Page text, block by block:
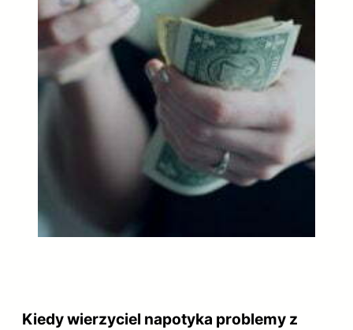
Kiedy wierzyciel napotyka problemy z